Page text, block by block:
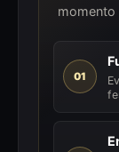
momento
01